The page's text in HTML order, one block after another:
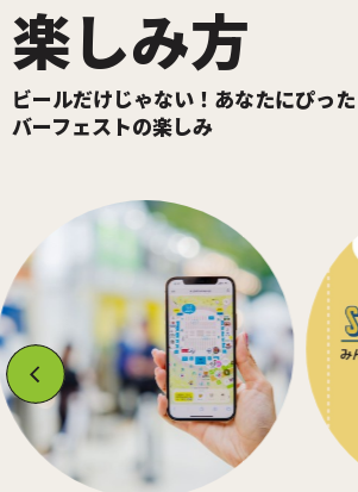
楽しみ方
ビールだけじゃない！あなたにぴっ
バーフェストの楽しみ